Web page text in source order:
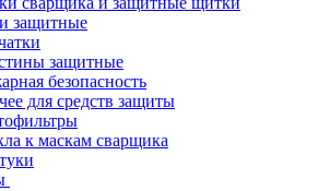
защитные
защитные
безопасность
для средств защиты
к маскам сварщика